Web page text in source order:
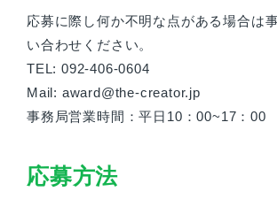
応募に際し何か不明な点がある場合は
い合わせください。
TEL: 092-406-0604
Mail: award@the-creator.jp
事務局営業時間：平日10：00~17：00
応募方法